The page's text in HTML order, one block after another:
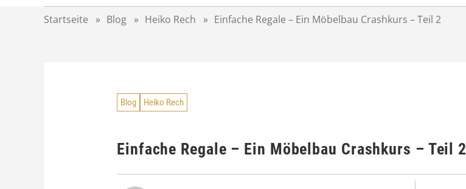
Startseite » Blog » Heiko Rech » Einfache Regale – Ein Möbelbau Crashkurs – Teil 2
Blog Heiko Rech
Einfache Regale – Ein Möbelbau Crashkurs – Teil 2